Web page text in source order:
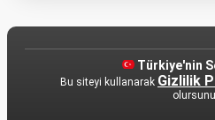
Türkiye'nin
Bu siteyi kullanarak Gizlilik